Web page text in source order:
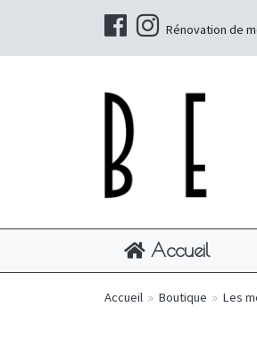
Rénovation de
Accueil
Accueil » Boutique » Les